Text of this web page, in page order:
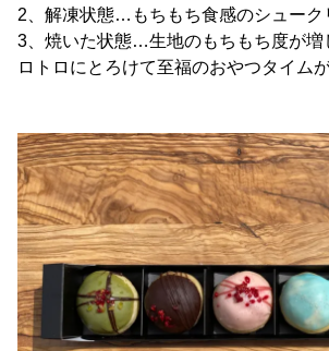
2、解凍状態…もちもち食感のシューク
3、焼いた状態…生地のもちもち度が増
ロトロにとろけて至福のおやつタイム